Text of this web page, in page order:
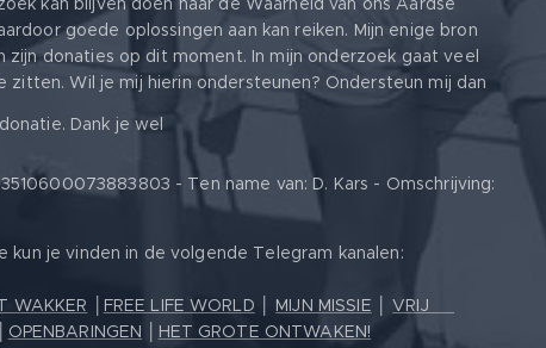
goede oplossingen aan kan reiken. Mijn enige bron
zijn donaties op dit moment. In mijn onderzoek gaat veel
zitten. Wil je mij hierin ondersteunen? Ondersteun mij dan
Dank je wel
❤️
- Ten name van: D. Kars - Omschrijving:
kun je vinden in de volgende Telegram kanalen:
WAKKER FREE LIFE WORLD MIJN MISSIE │VRIJ ❤️
OPENBARINGEN HET GROTE ONTWAKEN!